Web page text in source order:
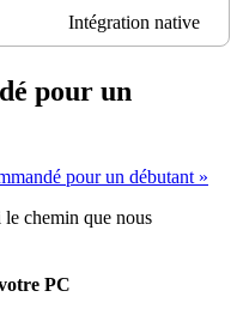
Intégration native
pour un
pour un débutant »
chemin que nous
PC